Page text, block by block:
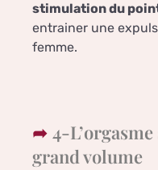
stimulation du
entrainer une
femme.
4-
grand volume